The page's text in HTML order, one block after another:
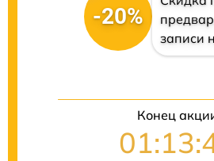
-20%
записи
Конец